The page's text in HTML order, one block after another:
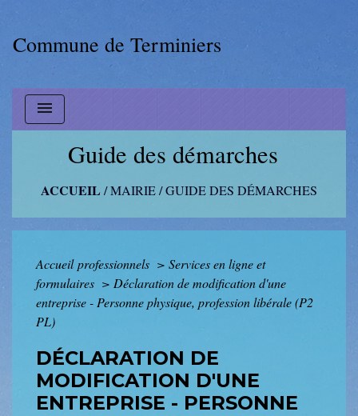
Commune de Terminiers
menu
Guide des démarches
ACCUEIL /MAIRIE/GUIDE DES DÉMARCHES
Accueil professionnels > Services en ligne et
formulaires > Déclaration de modification d'une
entreprise - Personne physique, profession libérale (P2
PL)
DÉCLARATION DE
MODIFICATION D'UNE
ENTREPRISE - PERSONNE